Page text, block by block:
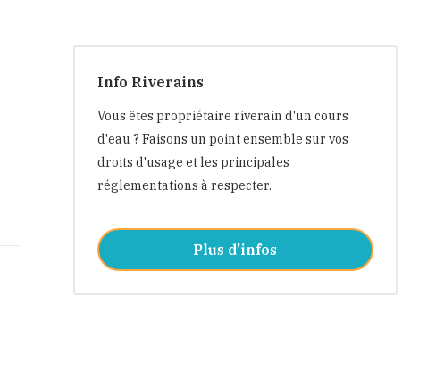
Info Riverains
Vous êtes propriétaire riverain d'un cours
d'eau ? Faisons un point ensemble sur vos
droits d'usage et les principales
réglementations à respecter.
Plus d'infos